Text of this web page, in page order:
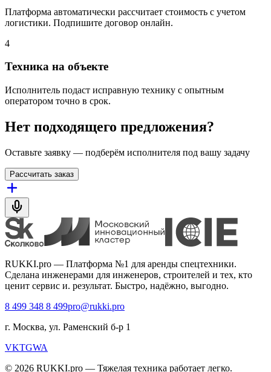
Платформа автоматически рассчитает стоимость с учетом
логистики. Подпишите договор онлайн.
4
Техника на объекте
Исполнитель подаст исправную технику с опытным
оператором точно в срок.
Нет подходящего предложения?
Оставьте заявку — подберём исполнителя под вашу задачу
Рассчитать заказ
RUKKI.pro — Платформа №1 для аренды спецтехники.
Сделана инженерами для инженеров, строителей и тех, кто
ценит сервис и. результат. Быстро, надёжно, выгодно.
8 499 348 8 499pro@rukki.pro
г. Москва, ул. Раменский б-р 1
VKTGWA
© 2026 RUKKI.pro — Тяжелая техника работает легко.